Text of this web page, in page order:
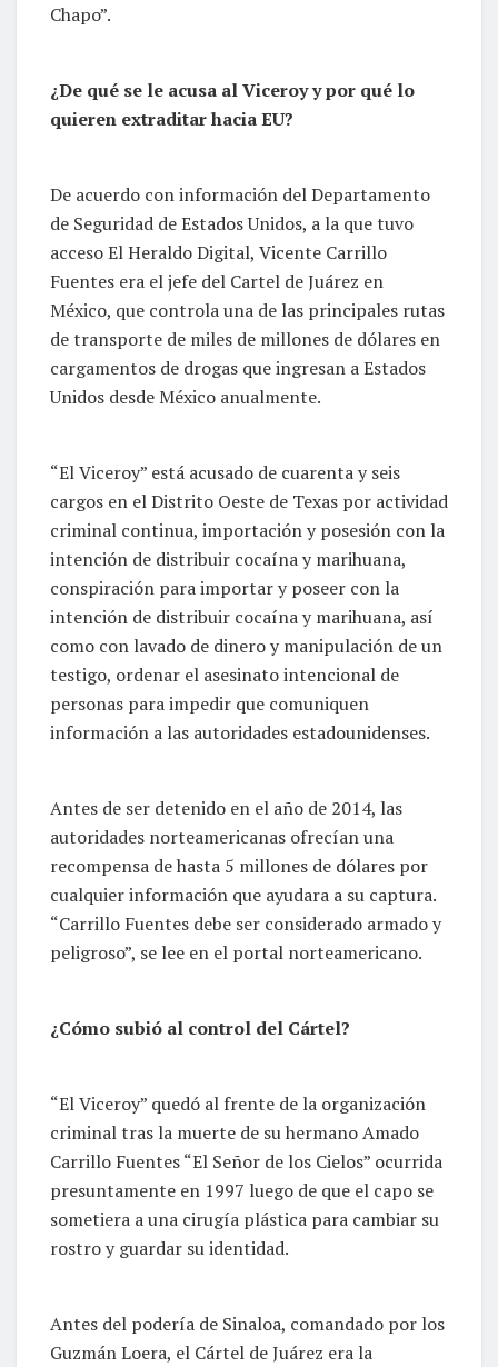
Chapo”.
¿De qué se le acusa al Viceroy y por qué lo
quieren extraditar hacia EU?
De acuerdo con información del Departamento
de Seguridad de Estados Unidos, a la que tuvo
acceso El Heraldo Digital, Vicente Carrillo
Fuentes era el jefe del Cartel de Juárez en
México, que controla una de las principales rutas
de transporte de miles de millones de dólares en
cargamentos de drogas que ingresan a Estados
Unidos desde México anualmente.
“El Viceroy” está acusado de cuarenta y seis
cargos en el Distrito Oeste de Texas por actividad
criminal continua, importación y posesión con la
intención de distribuir cocaína y marihuana,
conspiración para importar y poseer con la
intención de distribuir cocaína y marihuana, así
como con lavado de dinero y manipulación de un
testigo, ordenar el asesinato intencional de
personas para impedir que comuniquen
información a las autoridades estadounidenses.
Antes de ser detenido en el año de 2014, las
autoridades norteamericanas ofrecían una
recompensa de hasta 5 millones de dólares por
cualquier información que ayudara a su captura.
“Carrillo Fuentes debe ser considerado armado y
peligroso”, se lee en el portal norteamericano.
¿Cómo subió al control del Cártel?
“El Viceroy” quedó al frente de la organización
criminal tras la muerte de su hermano Amado
Carrillo Fuentes “El Señor de los Cielos” ocurrida
presuntamente en 1997 luego de que el capo se
sometiera a una cirugía plástica para cambiar su
rostro y guardar su identidad.
Antes del podería de Sinaloa, comandado por los
Guzmán Loera, el Cártel de Juárez era la